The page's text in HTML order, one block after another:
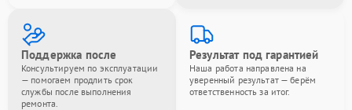
Поддержка после
Консультируем по эксплуатации
— помогаем продлить срок
службы после выполнения
ремонта.
Результат под гарантией
Наша работа направлена на
уверенный результат — берём
ответственность за итог.